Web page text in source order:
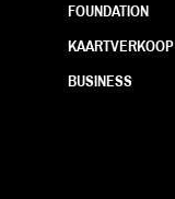
FOUNDATION
KAARTVERKOOP
BUSINESS